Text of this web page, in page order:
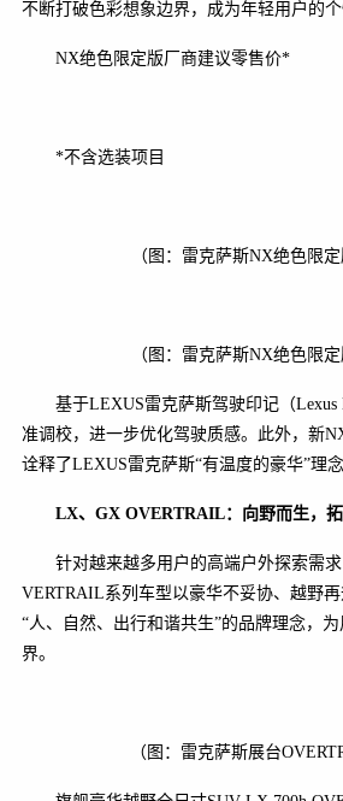
不断打破色彩想象边界，成为年轻用户的个
NX绝色限定版厂商建议零售价*
*不含选装项目
（图：雷克萨斯NX绝色限
（图：雷克萨斯NX绝色限
基于LEXUS雷克萨斯驾驶印记（Lexus
准调校，进一步优化驾驶质感。此外，新
诠释了LEXUS雷克萨斯“有温度的豪华”理念
LX、 GX OVERTRAIL：向野而生，
针对越来越多用户的高端户外探索需
VERTRAIL系列车型以豪华不妥协、越野
“人、自然、出行和谐共生”的品牌理念，
界。
（图：雷克萨斯展台